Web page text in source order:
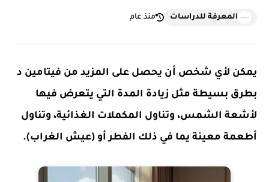
المعرفة للدراسات منذ عام
يمكن لأي شخص أن يحصل على المزيد من فيتامين د
بطرق بسيطة مثل زيادة المدة التي يتعرض فيها
لأشعة الشمس، وتناول المكملات الغذائية، وتناول
أطعمة معينة يما في ذلك الفطر أو (عيش الغراب).